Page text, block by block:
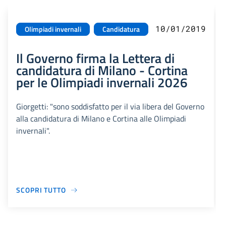
Olimpiadi invernali Candidatura 10/01/2019
Il Governo firma la Lettera di
candidatura di Milano - Cortina
per le Olimpiadi invernali 2026
Giorgetti: "sono soddisfatto per il via libera del Governo
alla candidatura di Milano e Cortina alle Olimpiadi
invernali".
SCOPRI TUTTO